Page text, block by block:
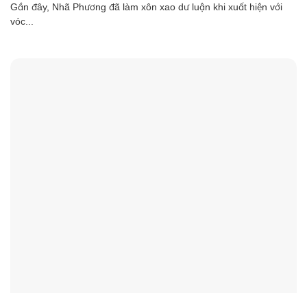
Gần đây, Nhã Phương đã làm xôn xao dư luận khi xuất hiện với
vóc...